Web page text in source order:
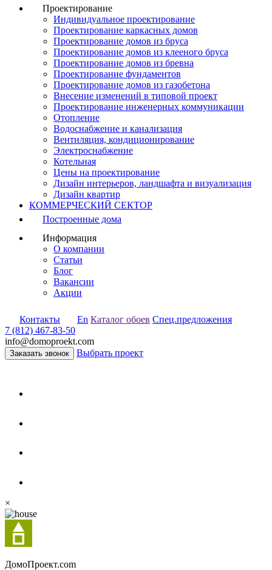
Проектирование
Индивидуальное проектирование
Проектирование каркасных домов
Проектирование домов из бруса
Проектирование домов из клееного бруса
Проектирование домов из бревна
Проектирование фундаментов
Проектирование домов из газобетона
Внесение изменений в типовой проект
Проектирование инженерных коммуникации
Отопление
Водоснабжение и канализация
Вентиляция, кондиционирование
Электроснабжение
Котельная
Цены на проектирование
Дизайн интерьеров, ландшафта и визуализация
Дизайн квартир
КОММЕРЧЕСКИЙ СЕКТОР
Построенные дома
Информация
О компании
Статьи
Блог
Вакансии
Акции
Контакты En Каталог обоев Спец.предложения
7 (812) 467-83-50
info@domoproekt.com
Заказать звонок Выбрать проект
×
ДомоПроект.com